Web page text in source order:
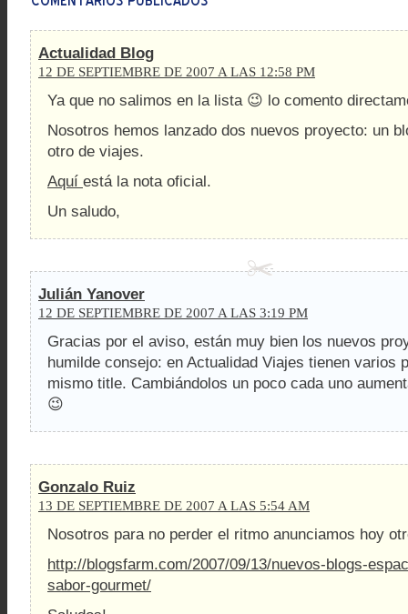
Actualidad Blog
12 DE SEPTIEMBRE DE 2007 A LAS 12:58 PM
Ya que no salimos en la lista 😉 lo comento
Nosotros hemos lanzado dos nuevos proyecto: un
otro de viajes.
Aquí está la nota oficial.
Un saludo,
Julián Yanover
12 DE SEPTIEMBRE DE 2007 A LAS 3:19 PM
Gracias por el aviso, están muy bien los nuevos
humilde consejo: en Actualidad Viajes tienen varios
mismo title. Cambiándolos un poco cada uno
😉
Gonzalo Ruiz
13 DE SEPTIEMBRE DE 2007 A LAS 5:54 AM
Nosotros para no perder el ritmo anunciamos hoy
http://blogsfarm.com/2007/09/13/nuevos-blogs-
sabor-gourmet/